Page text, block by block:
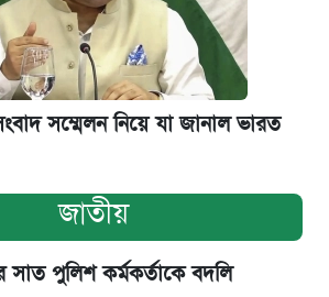
সম্মেলন নিয়ে যা জানাল ভারত
জাতীয়
সাত পুলিশ কর্মকর্তাকে বদলি